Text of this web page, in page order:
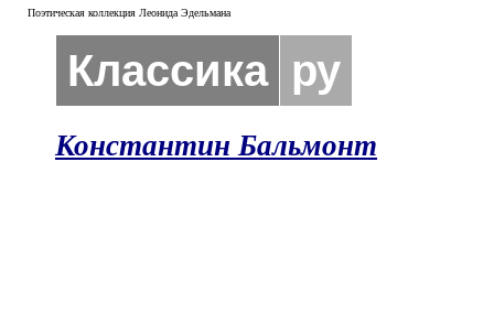
Поэтическая коллекция Леонида Эдельмана
Классика ру
Константин Бальмонт